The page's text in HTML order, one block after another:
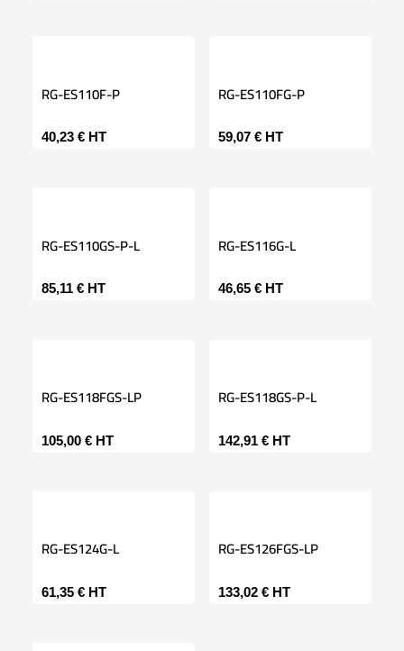
RG-ES110F-P
40,23 € HT
RG-ES110FG-P
59,07 € HT
RG-ES110GS-P-L
85,11 € HT
RG-ES116G-L
46,65 € HT
RG-ES118FGS-LP
105,00 € HT
RG-ES118GS-P-L
142,91 € HT
RG-ES124G-L
61,35 € HT
RG-ES126FGS-LP
133,02 € HT